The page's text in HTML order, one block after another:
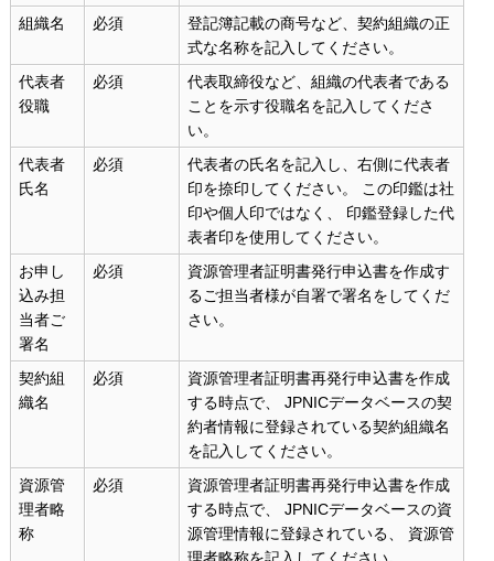
組織名
必須
登記簿記載の商号など、契約組織の正
式な名称を記入してください。
代表者
役職
必須
代表取締役など、組織の代表者である
ことを示す役職名を記入してくださ
い。
代表者
氏名
必須
代表者の氏名を記入し、右側に代表者
印を捺印してください。 この印鑑は社
印や個人印ではなく、 印鑑登録した代
表者印を使用してください。
お申し
込み担
当者ご
署名
必須
資源管理者証明書発行申込書を作成す
るご担当者様が自署で署名をしてくだ
さい。
契約組
織名
必須
資源管理者証明書再発行申込書を作成
する時点で、 JPNICデータベースの契
約者情報に登録されている契約組織名
を記入してください。
資源管
理者略
称
必須
資源管理者証明書再発行申込書を作成
する時点で、 JPNICデータベースの資
源管理情報に登録されている、 資源管